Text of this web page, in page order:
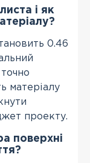
і як
0.46
матеріалу
проекту.
поверхні